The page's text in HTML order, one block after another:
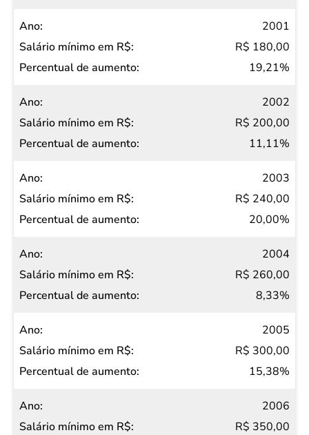
2001
R$ 180,00
19,21%
2002
R$ 200,00
11,11%
2003
R$ 240,00
20,00%
2004
R$ 260,00
8,33%
2005
R$ 300,00
15,38%
2006
R$ 350,00